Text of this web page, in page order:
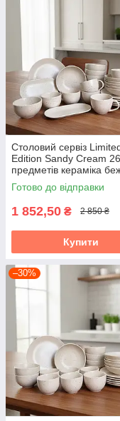
Столовий сервіз
Edition Sandy Cream 26
предметів кераміка
Готово до відправки
1 852,50 ₴ 2 850 ₴
Купити
–30%